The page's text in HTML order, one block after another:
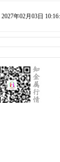
2027年02月03日